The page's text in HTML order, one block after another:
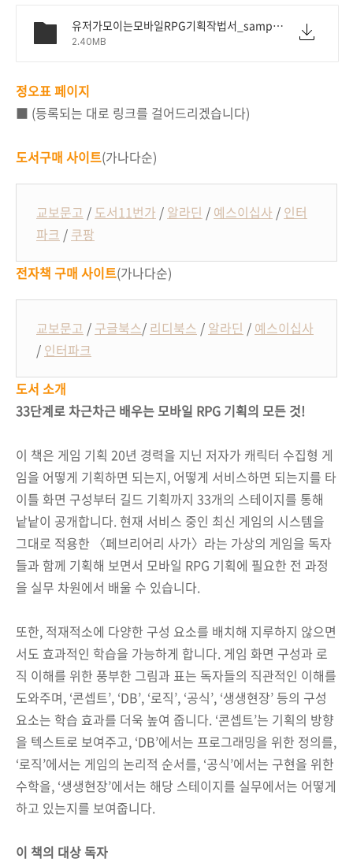
유저가모이는모바일RPG기획작법서_sample.pdf
2.40MB
정오표 페이지
■ (등록되는 대로 링크를 걸어드리겠습니다)
도서구매 사이트(가나다순)
교보문고 / 도서11번가 / 알라딘 / 예스이십사 / 인터
파크 / 쿠팡
전자책 구매 사이트(가나다순)
교보문고 / 구글북스/ 리디북스 / 알라딘 / 예스이십사
/ 인터파크
도서 소개
33단계로 차근차근 배우는 모바일 RPG 기획의 모든 것!
이 책은 게임 기획 20년 경력을 지닌 저자가 캐릭터 수집형 게
임을 어떻게 기획하면 되는지, 어떻게 서비스하면 되는지를 타
이틀 화면 구성부터 길드 기획까지 33개의 스테이지를 통해
낱낱이 공개합니다. 현재 서비스 중인 최신 게임의 시스템을
그대로 적용한 〈페브리어리 사가〉라는 가상의 게임을 독자
들과 함께 기획해 보면서 모바일 RPG 기획에 필요한 전 과정
을 실무 차원에서 배울 수 있습니다.
또한, 적재적소에 다양한 구성 요소를 배치해 지루하지 않으면
서도 효과적인 학습을 가능하게 합니다. 게임 화면 구성과 로
직 이해를 위한 풍부한 그림과 표는 독자들의 직관적인 이해를
도와주며, ‘콘셉트’, ‘DB’, ‘로직’, ‘공식’, ‘생생현장’ 등의 구성
요소는 학습 효과를 더욱 높여 줍니다. ‘콘셉트’는 기획의 방향
을 텍스트로 보여주고, ‘DB’에서는 프로그래밍을 위한 정의를,
‘로직’에서는 게임의 논리적 순서를, ‘공식’에서는 구현을 위한
수학을, ‘생생현장’에서는 해당 스테이지를 실무에서는 어떻게
하고 있는지를 보여줍니다.
이 책의 대상 독자